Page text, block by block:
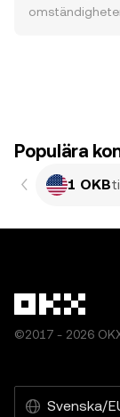
Populära
1 OKB
©2017 - 2026
Svenska/